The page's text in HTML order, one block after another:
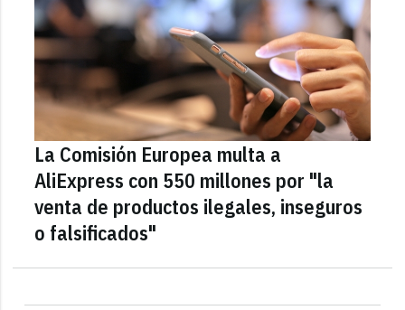
La Comisión Europea multa a
AliExpress con 550 millones por "la
venta de productos ilegales, inseguros
o falsificados"